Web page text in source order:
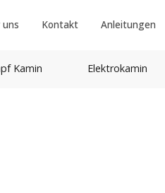
uns Kontakt Anleitungen
Kamin Elektrokamin